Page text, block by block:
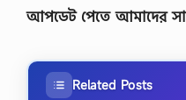
আপডেট পেতে আমাদের
Related Posts